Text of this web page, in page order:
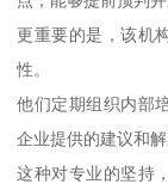
更重要的是，该机
性。
他们定期组织内部
企业提供的建议和
这种对专业的坚持